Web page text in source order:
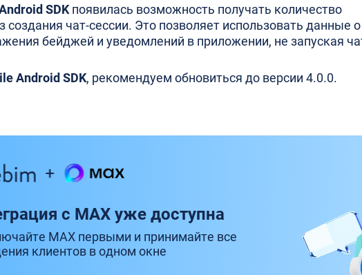
SDKпоявилась возможность получать количество
чат-сессии. Это позволяет использовать данные о
бейджей и уведомлений в приложении, не запуская
Android SDK, рекомендуем обновиться до версии 4.0.0.
с MAX уже доступна
MAX первыми и принимайте все
клиентов в одном окне